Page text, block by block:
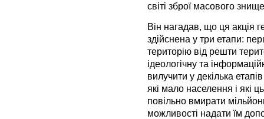
світі зброї масового
Він нагадав, що ця акція
здійснена у три етапи:
територію від решти
ідеологічну та
вилучити у декілька
які мало населення і які
повільно вмирати
можливості надати їм